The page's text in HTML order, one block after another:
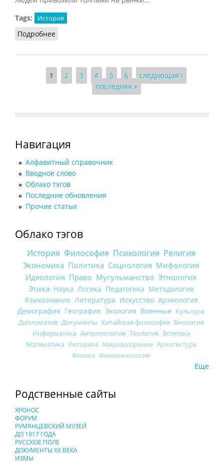
Tags:
История
Подробнее
Страницы
1 2 3 4 5 6
следующая ›
последняя »
Навигация
Алфавитный справочник
Вводное слово
Облако тэгов
Последние обновления
Прочие статьи
Облако тэгов
История Философия Психология Религия
Экономика Политика Социология Мифология
Идеология Право Мусульманство Этнология
Этика Наука Логика Педагогика Методология
Языкознание Литература Искусство Археология
Демография География Экология Военные Культура
Дипломатия Документы Китайская философия Биология
Информатика Антропология Теология Эстетика
Математика Риторика Мировоззрение Архитектура
Физика Феноменология
Еще
Родственные сайты
ХРОНОС
ФОРУМ
РУМЯНЦЕВСКИЙ МУЗЕЙ
ДО 1917 ГОДА
РУССКОЕ ПОЛЕ
ДОКУМЕНТЫ XX ВЕКА
ИЗМЫ